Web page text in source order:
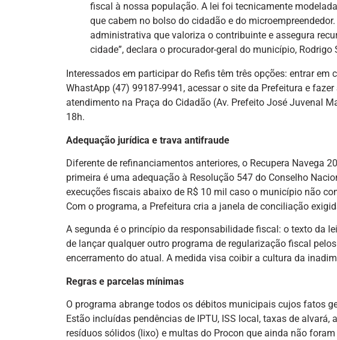
fiscal à nossa população. A lei foi tecnicamente
que cabem no bolso do cidadão e do
administrativa que valoriza o contribuinte e assegura
cidade”, declara o procurador-geral do município, Rodrigo
Interessados em participar do Refis têm três opções: entrar
WhastApp (47) 99187-9941, acessar o site da Prefeitura e
atendimento na Praça do Cidadão (Av. Prefeito José Juvenal
18h.
Adequação jurídica e trava antifraude
Diferente de refinanciamentos anteriores, o Recupera Navega
primeira é uma adequação à Resolução 547 do Conselho
execuções fiscais abaixo de R$ 10 mil caso o município não
Com o programa, a Prefeitura cria a janela de conciliação
A segunda é o princípio da responsabilidade fiscal: o texto da
de lançar qualquer outro programa de regularização fiscal
encerramento do atual. A medida visa coibir a cultura da
Regras e parcelas mínimas
O programa abrange todos os débitos municipais cujos fatos
Estão incluídas pendências de IPTU, ISS local, taxas de
resíduos sólidos (lixo) e multas do Procon que ainda não